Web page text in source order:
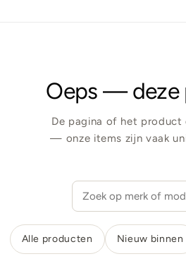
Oeps — deze
De pagina of het
— onze items zijn vaak
Alle producten Nieuw binnen